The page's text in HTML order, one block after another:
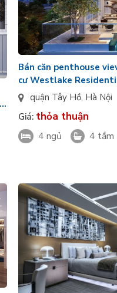
Bán căn penthouse
cư Westlake
quận Tây Hồ, Hà Nội
Giá: thỏa thuận
4 ngủ 4 tắm